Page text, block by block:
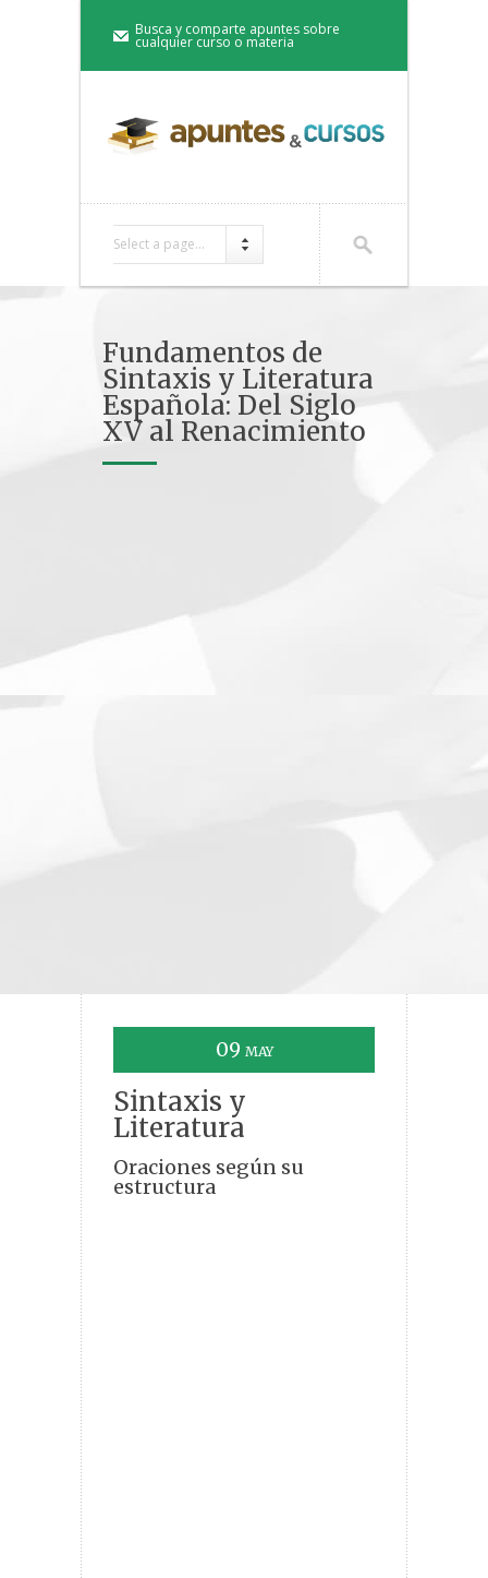
Busca y comparte apuntes sobre
cualquier curso o materia
Select a page...
Fundamentos de
Sintaxis y Literatura
Española: Del Siglo
XV al Renacimiento
09 MAY
Sintaxis y
Literatura
Oraciones según su
estructura